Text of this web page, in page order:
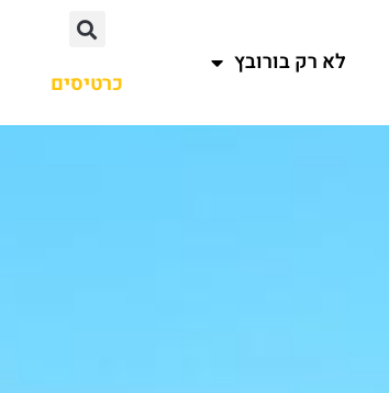
לא רק בורובץ
כרטיסים